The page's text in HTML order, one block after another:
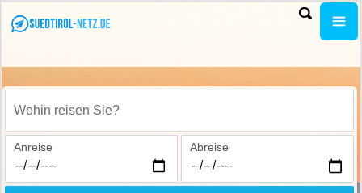
Wohin reisen Sie?
Anreise Abreise